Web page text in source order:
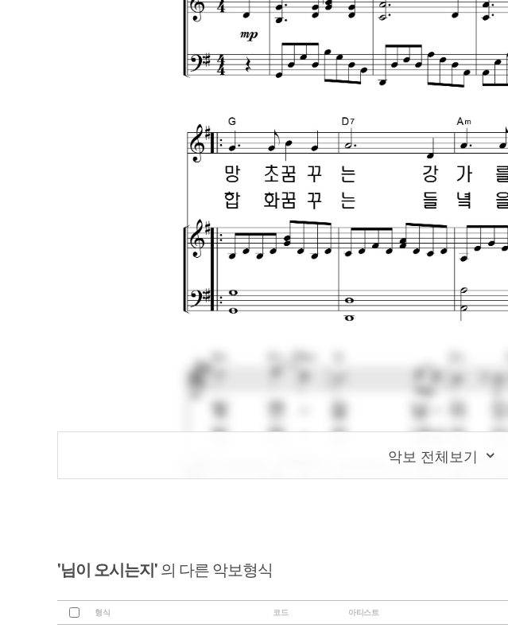
악보 전체보기
'님이 오시는지'의 다른 악보형식
형식 코드 아티스트